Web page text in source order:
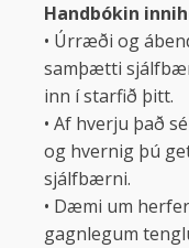
Handbókin
• Úrræði og
samþætti
inn í starfið þitt.
• Af hverju það
og hvernig þú
sjálfbærni.
• Dæmi um
gagnlegum